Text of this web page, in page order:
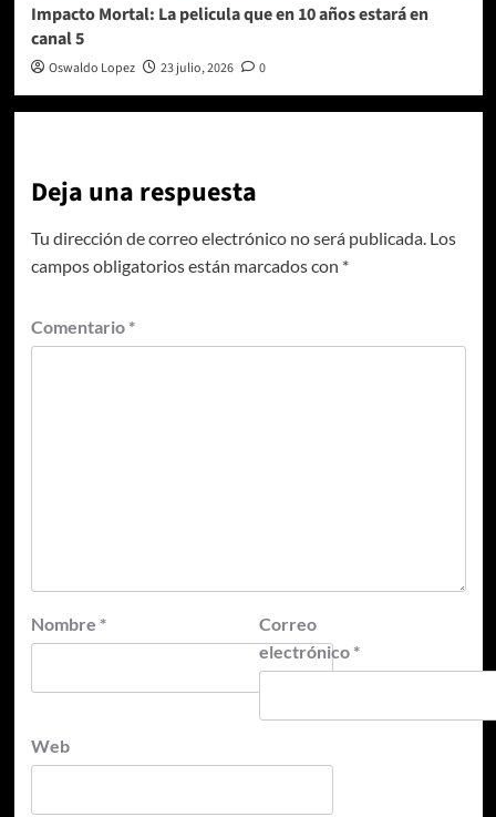
Impacto Mortal: La pelicula que en 10 años estará en
canal 5
Oswaldo Lopez 23 julio, 2026 0
Deja una respuesta
Tu dirección de correo electrónico no será publicada. Los
campos obligatorios están marcados con *
Comentario *
Nombre *
Correo
electrónico *
Web